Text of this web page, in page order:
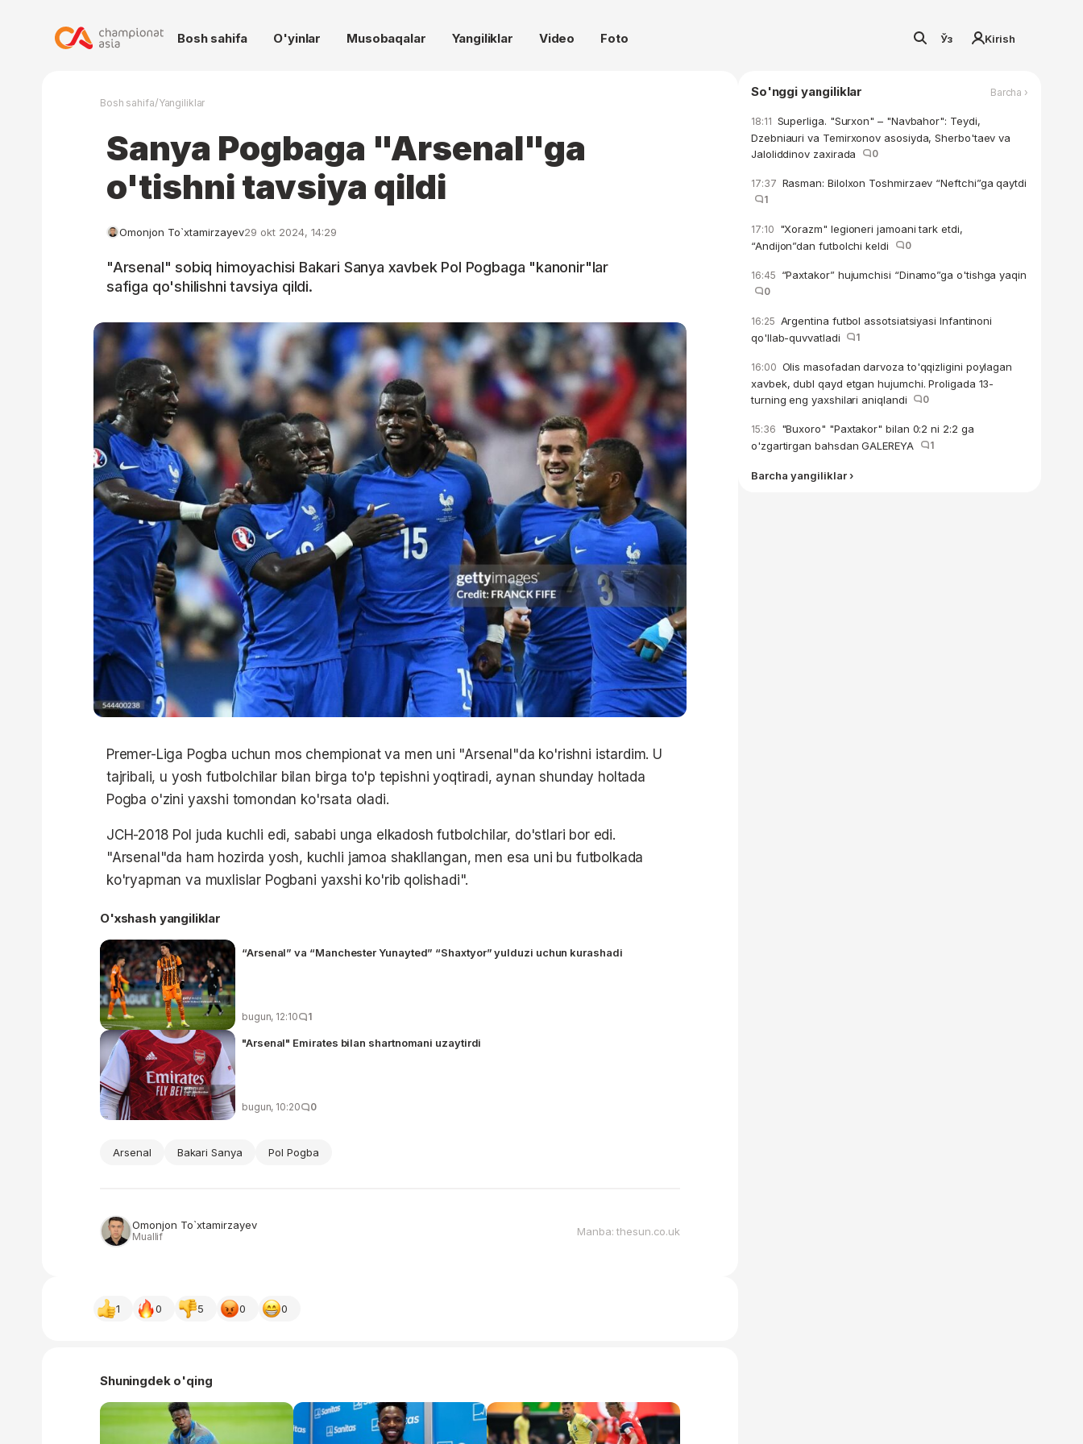
Bosh sahifa O'yinlar Musobaqalar Yangiliklar Video Foto Ўз Kirish
Bosh sahifa/Yangiliklar
Sanya Pogbaga "Arsenal"ga
o'tishni tavsiya qildi
Omonjon To`xtamirzayev29 okt 2024, 14:29
"Arsenal" sobiq himoyachisi Bakari Sanya xavbek Pol Pogbaga "kanonir"lar
safiga qo'shilishni tavsiya qildi.
Premer-Liga Pogba uchun mos chempionat va men uni "Arsenal"da ko'rishni istardim. U
tajribali, u yosh futbolchilar bilan birga to'p tepishni yoqtiradi, aynan shunday holtada
Pogba o'zini yaxshi tomondan ko'rsata oladi.
JCH-2018 Pol juda kuchli edi, sababi unga elkadosh futbolchilar, do'stlari bor edi.
"Arsenal"da ham hozirda yosh, kuchli jamoa shakllangan, men esa uni bu futbolkada
ko'ryapman va muxlislar Pogbani yaxshi ko'rib qolishadi".
O'xshash yangiliklar
“Arsenal” va “Manchester Yunayted” “Shaxtyor” yulduzi uchun kurashadi
bugun, 12:10 1
"Arsenal" Emirates bilan shartnomani uzaytirdi
bugun, 10:20 0
Arsenal Bakari Sanya Pol Pogba
Omonjon To`xtamirzayev
Muallif Manba: thesun.co.uk
1 0 5 0 0
Shuningdek o'qing
So'nggi yangiliklar Barcha ›
18:11 Superliga. "Surxon" – "Navbahor": Teydi,
Dzebniauri va Temirxonov asosiyda, Sherbo'taev va
Jaloliddinov zaxirada
0
17:37 Rasman: Bilolxon Toshmirzaev “Neftchi”ga qaytdi
1
17:10 "Xorazm" legioneri jamoani tark etdi,
“Andijon”dan futbolchi keldi
0
16:45 “Paxtakor” hujumchisi “Dinamo”ga o'tishga yaqin
0
16:25 Argentina futbol assotsiatsiyasi Infantinoni
qo'llab-quvvatladi
1
16:00 Olis masofadan darvoza to'qqizligini poylagan
xavbek, dubl qayd etgan hujumchi. Proligada 13-
turning eng yaxshilari aniqlandi
0
15:36 "Buxoro" "Paxtakor" bilan 0:2 ni 2:2 ga
o'zgartirgan bahsdan GALEREYA
1
Barcha yangiliklar ›